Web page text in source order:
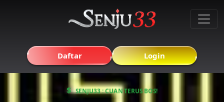
Daftar Login
$ SENJU33 : CUAN TERUS BOS!